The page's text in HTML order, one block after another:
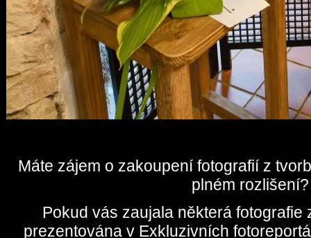
Máte zájem o zakoupení fotografií z
plném rozlišení?
Pokud vás zaujala některá fotografie
prezentována v Exkluzivních